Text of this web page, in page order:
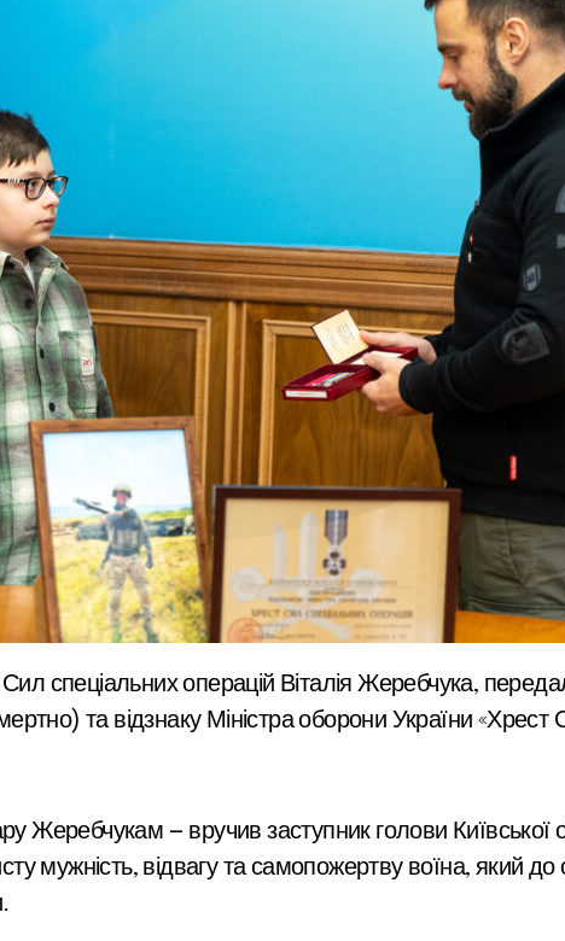
та відзнаку Міністра оборони України
Жеребчукам — вручив заступник голови Київської
мужність, відвагу та самопожертву воїна, який